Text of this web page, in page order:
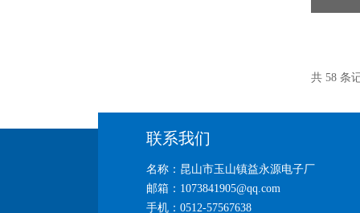
共 58 条
联系我们
名称：昆山市玉山镇益永源电子厂
邮箱：1073841905@qq.com
手机：0512-57567638